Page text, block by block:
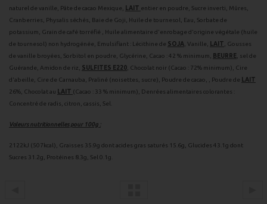
naturel de vanille, Pâte de cacao Mexique,
LAIT entier en poudre, Sucre inverti, Mûres,
Cranberries, Physalis séchés, Baie de Goji, Huile de tournesol, Eau, Sorbate de
potassium, Grain de café torréfié , Huile alimentaire d'enrobage d'origine végétale (huile
de tournesol) non hydrogénée, Emulsifiant : Lécithine de SOJA , Vanille, LAIT , Gousses
de vanille broyées, Sorbitol en poudre, Glycérine, Cacao : 42 % minimum,
BEURRE , sel de
Guérande, Amidon de riz, SULFITES E220 , Chocolat noir (Cacao : 72% minimum), Cire
d'abeille, Cire de Carnauba, Praliné (noisettes, sucre), Poudre de cacao, , Poudre de
LAIT
26%, Chocolat au
LAIT (Cacao : 33 % minimum), Denrées alimentaires colorantes :
Concentré de radis, citron, cassis, Sel.
Valeurs nutritionnelles pour 100g :
2122kJ (507kcal), Graisses 35.9g dont acides gras saturés 15.6g, Glucides 43.1g dont
Sucres 31.2g, Protéines 8.3g, Sel 0.1g.